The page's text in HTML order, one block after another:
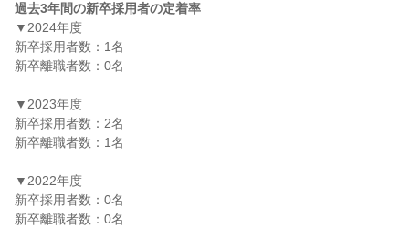
過去3年間の新卒採用者の定着率
▼2024年度
新卒採用者数：1名
新卒離職者数：0名
▼2023年度
新卒採用者数：2名
新卒離職者数：1名
▼2022年度
新卒採用者数：0名
新卒離職者数：0名